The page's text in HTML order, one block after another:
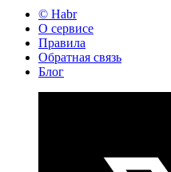
© Habr
О сервисе
Правила
Обратная связь
Блог